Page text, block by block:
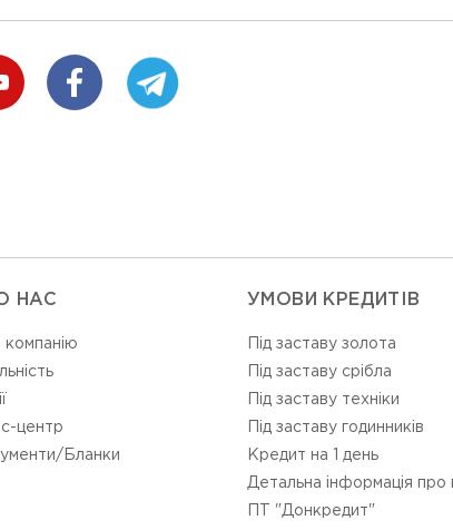
НАС
компанію
центр
Бланки
УМОВИ КРЕДИТІВ
Під заставу золота
Під заставу срібла
Під заставу техніки
Під заставу годинників
Кредит на 1 день
Детальна інформація про
ПТ "Донкредит"